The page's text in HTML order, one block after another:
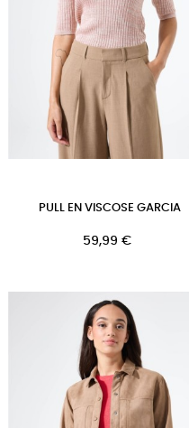
PULL EN VISCOSE GARCIA
Prix
59,99 €